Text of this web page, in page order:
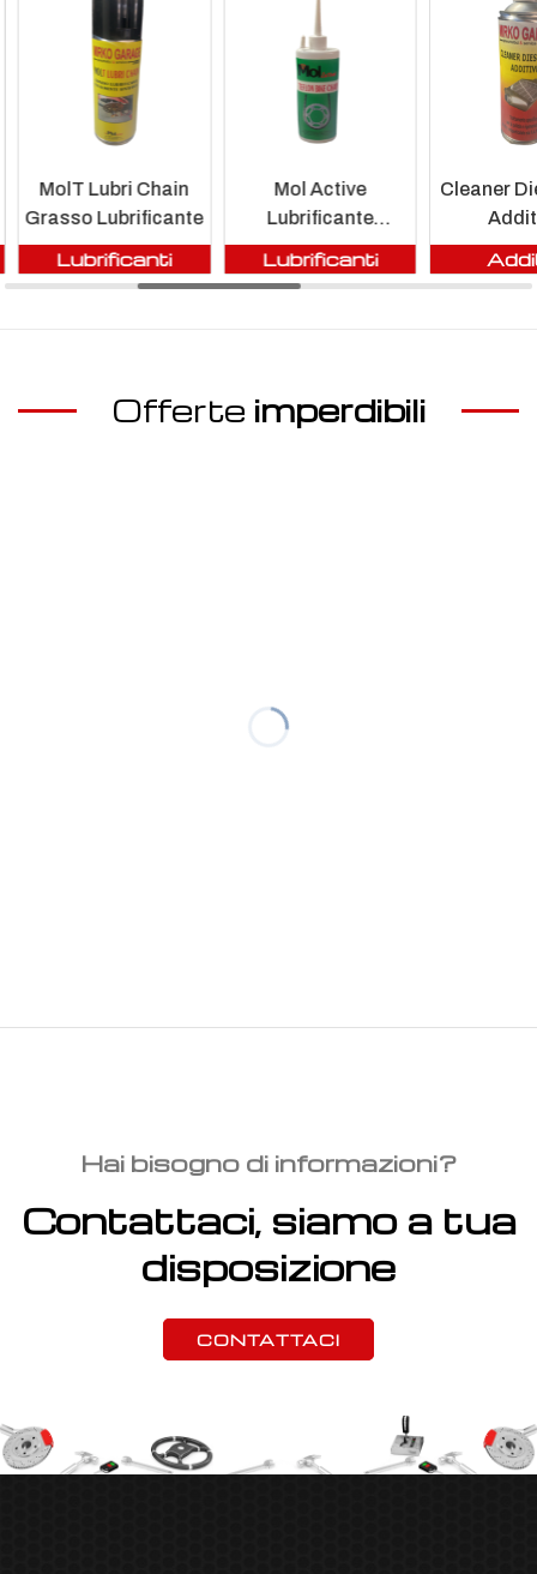
MolT Lubri Chain
Grasso Lubrificante
Lubrificanti
Mol Active
Lubrificante
Teflonato
Lubrificanti
Cleaner
Offerte imperdibili
Hai bisogno di informazioni?
Contattaci, siamo a tua
disposizione
CONTATTACI